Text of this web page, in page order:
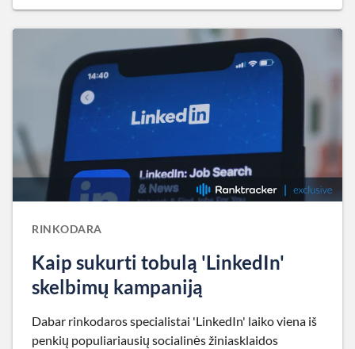
RINKODARA
Kaip sukurti tobulą 'LinkedIn'
skelbimų kampaniją
Dabar rinkodaros specialistai 'LinkedIn' laiko viena iš
penkių populiariausių socialinės žiniasklaidos